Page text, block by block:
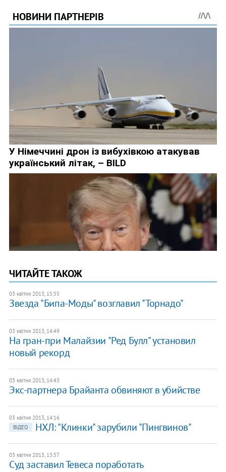
ЧИТАЙТЕ ТАКОЖ
03 квітня 2013, 15:55
Звезда "Бипа-Моды" возглавил "Торнадо"
03 квітня 2013, 14:49
На гран-при Малайзии "Ред Булл" установил
новый рекорд
03 квітня 2013, 14:43
Экс-партнера Брайанта обвиняют в убийстве
03 квітня 2013, 14:16
ВІДЕО
НХЛ: "Клинки" зарубили "Пингвинов"
03 квітня 2013, 13:57
Суд заставил Тевеса поработать